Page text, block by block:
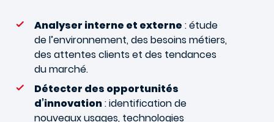
Analyser interne et externe : étude
de l’environnement, des besoins métiers,
des attentes clients et des tendances
du marché.
Détecter des opportunités
d’innovation: identification de
nouveaux usages, technologies